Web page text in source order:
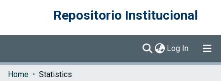
Repositorio Institucional
Log In (current)
Communities & Collections
Home Statistics